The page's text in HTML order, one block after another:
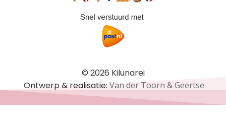
© 2026 Kilunarei
Ontwerp & realisatie:Van der Toorn & Geertse